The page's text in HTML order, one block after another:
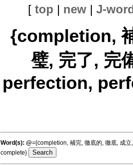
[ top | new| J-
{completion,
璧, 完了, 完
perfection,
Word(s): @={completion, 補完, 徹底的, 徹底, 成
complete}